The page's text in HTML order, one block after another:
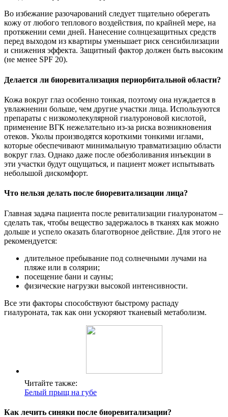
Во избежание разочарований следует тщательно оберегать
кожу от любого теплового воздействия, по крайней мере, на
протяжении семи дней. Нанесение солнцезащитных средств
перед выходом из квартиры уменьшает риск сенсибилизации
и снижения эффекта. Защитный фактор должен быть высоким
(не менее SPF 20).
Делается ли биоревитализация периорбитальной области?
Кожа вокруг глаз особенно тонкая, поэтому она нуждается в
увлажнении больше, чем другие участки лица. Используются
препараты с низкомолекулярной гиалуроновой кислотой,
применение ВГК нежелательно из-за риска возникновения
отеков. Уколы производятся короткими тонкими иглами,
которые обеспечивают минимальную травматизацию области
вокруг глаз. Однако даже после обезболивания инъекции в
эти участки будут ощущаться, и пациент может испытывать
небольшой дискомфорт.
Что нельзя делать после биоревитализации лица?
Главная задача пациента после ревитализации гиалуронатом –
сделать так, чтобы вещество задержалось в тканях как можно
дольше и успело оказать благотворное действие. Для этого не
рекомендуется:
длительное пребывание под солнечными лучами на
пляже или в солярии;
посещение бани и сауны;
физические нагрузки высокой интенсивности.
Все эти факторы способствуют быстрому распаду
гиалуроната, так как они ускоряют тканевый метаболизм.
Читайте также:
Белый прыщ на губе
Как лечить синяки после биоревитализации?